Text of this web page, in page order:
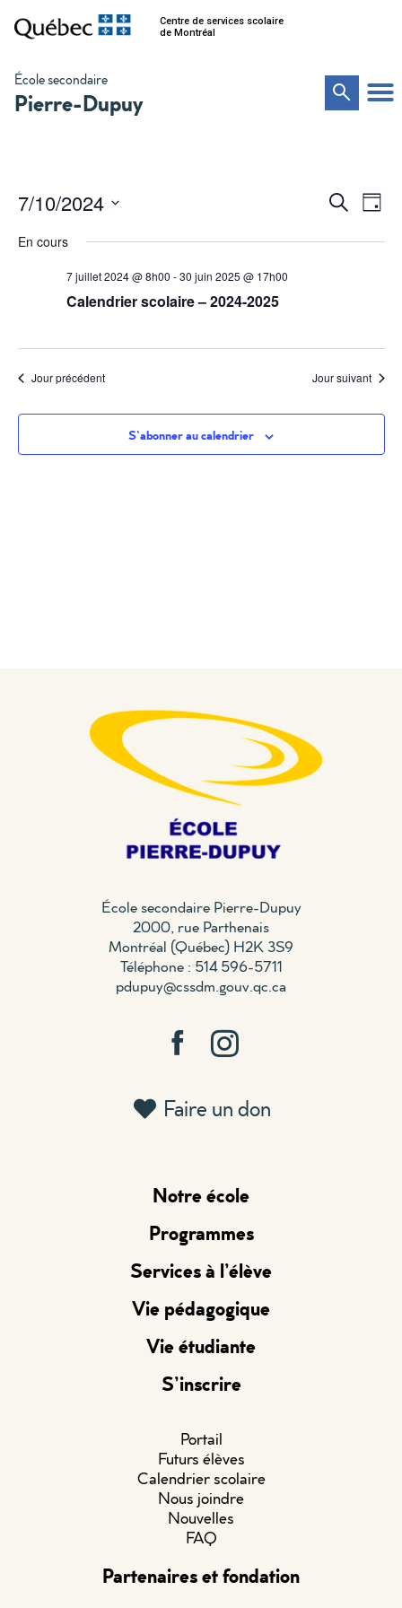
Centre de services scolaire
de Montréal
École secondaire
Pierre-Dupuy
et
Recherche
de
Jour
7/10/2024
une
En cours
7 juillet 2024 @ 8h00 -30 juin 2025 @ 17h00
Calendrier scolaire – 2024-2025
Jour précédent Jour suivant
S’abonner au calendrier
École secondaire Pierre-Dupuy
2000, rue Parthenais
Montréal (Québec) H2K 3S9
Téléphone : 514 596-5711
pdupuy@cssdm.gouv.qc.ca
Faire un don
Notre école
Programmes
Services à l’élève
Vie pédagogique
Vie étudiante
S’inscrire
Portail
Futurs élèves
Calendrier scolaire
Nous joindre
Nouvelles
FAQ
Partenaires et fondation